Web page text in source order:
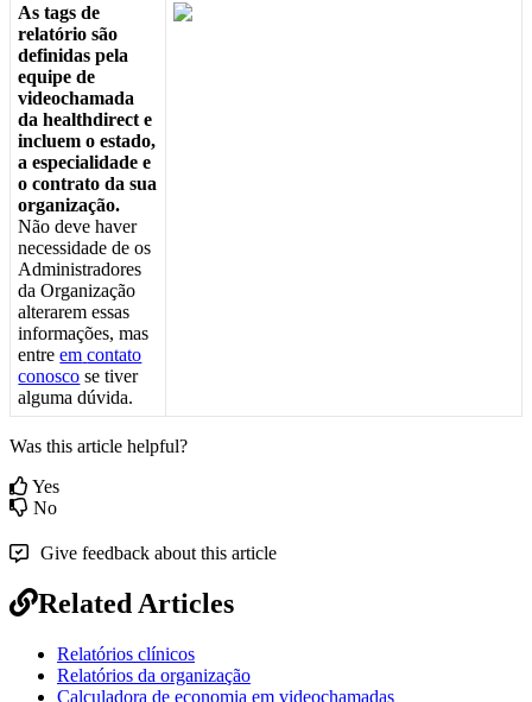
As tags de
relatório são
definidas pela
equipe de
videochamada
da healthdirect e
incluem o estado,
a especialidade e
o contrato da sua
organização.
Não deve haver
necessidade de os
Administradores
da Organização
alterarem essas
informações, mas
entre em contato
conosco se tiver
alguma dúvida.
Was this article helpful?
Yes
No
Give feedback about this article
Related Articles
Relatórios clínicos
Relatórios da organização
Calculadora de economia em videochamadas